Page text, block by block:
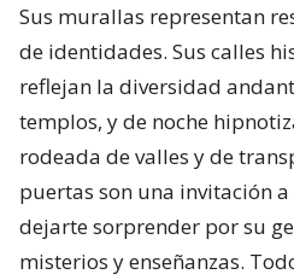
Sus murallas representan
de identidades. Sus calles
reflejan la diversidad
templos, y de noche
rodeada de valles y de
puertas son una invitación
dejarte sorprender por su
misterios y enseñanzas.